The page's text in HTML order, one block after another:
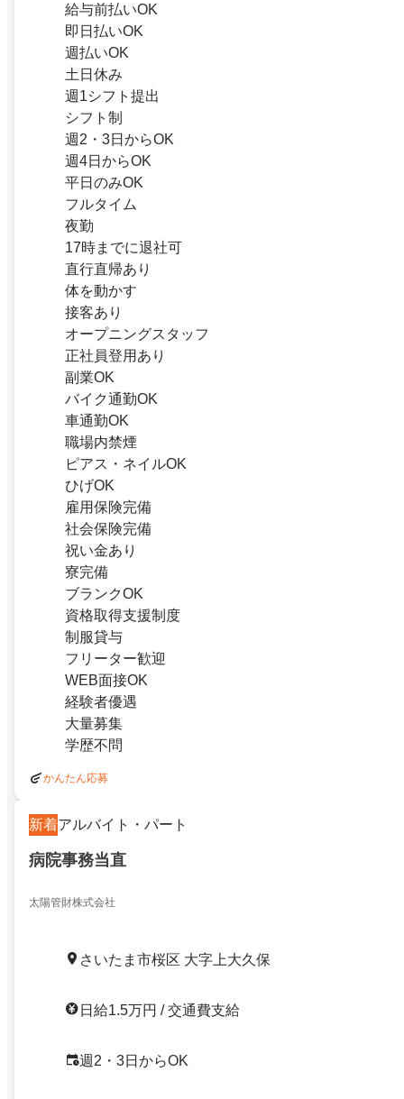
給与前払いOK
即日払いOK
週払いOK
土日休み
週1シフト提出
シフト制
週2・3日からOK
週4日からOK
平日のみOK
フルタイム
夜勤
17時までに退社可
直行直帰あり
体を動かす
接客あり
オープニングスタッフ
正社員登用あり
副業OK
バイク通勤OK
車通勤OK
職場内禁煙
ピアス・ネイルOK
ひげOK
雇用保険完備
社会保険完備
祝い金あり
寮完備
ブランクOK
資格取得支援制度
制服貸与
フリーター歓迎
WEB面接OK
経験者優遇
大量募集
学歴不問
かんたん応募
新着アルバイト・パート
病院事務当直
太陽管財株式会社
さいたま市桜区 大字上大久保
日給1.5万円 / 交通費支給
週2・3日からOK